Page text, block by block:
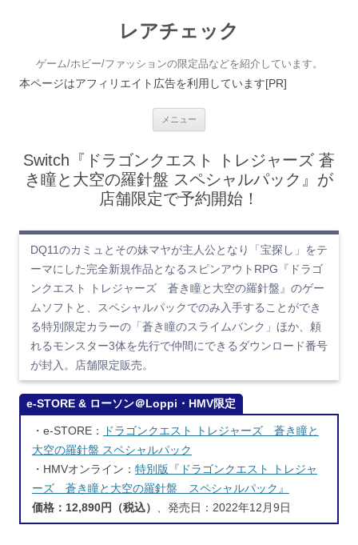
レアチェック
ゲーム/ホビー/ファッションの限定品などを紹介しています。
本ページはアフィリエイト広告を利用しています[PR]
メニュー
Switch『ドラゴンクエスト トレジャーズ 蒼
き瞳と大空の羅針盤 スペシャルパック』が
店舗限定で予約開始！
DQ11のカミュとその妹マヤが主人公となり「宝探し」をテ
ーマにした完全新規作品となるスピンアウトRPG『ドラゴ
ンクエスト トレジャーズ 蒼き瞳と大空の羅針盤』のゲー
ムソフトと、スペシャルパックでのみ入手することができ
る特別限定カラーの「蒼き瞳のスライムバンク」ほか、頼
れるモンスター3体を先行で仲間にできるダウンロード番号
が封入。店舗限定販売。
e-STORE & ローソン＠Loppi・HMV限定
・e-STORE：
ドラゴンクエスト トレジャーズ 蒼き瞳と
大空の羅針盤 スペシャルパック
・HMVオンライン： 特別版『ドラゴンクエスト トレジャ
ーズ 蒼き瞳と大空の羅針盤 スペシャルパック』
価格：12,890円（税込）
、発売日：2022年12月9日